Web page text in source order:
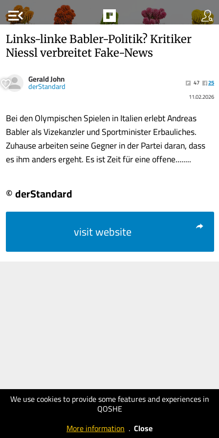
menu_open
We use cookies to provide some features and experiences in
QOSHE
More information . Close
Links-linke Babler-Politik? Kritiker
Niessl verbreitet Fake-News
Gerald John
derStandard 47
25
11.02.2026
Bei den Olympischen Spielen in Italien erlebt Andreas
Babler als Vizekanzler und Sportminister Erbauliches.
Zuhause arbeiten seine Gegner in der Partei daran, dass
es ihm anders ergeht. Es ist Zeit für eine offene........
© derStandard
visit website